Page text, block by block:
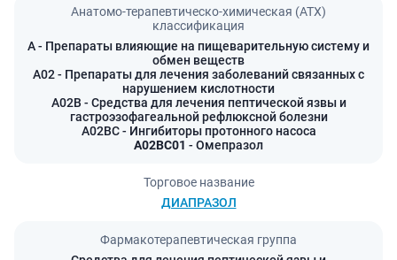
Анатомо-терапевтическо-химическая (АТХ)
классификация
A- Препараты влияющие на пищеварительную систему и
обмен веществ
A02- Препараты для лечения заболеваний связанных с
нарушением кислотности
A02B - Средства для лечения пептической язвы и
гастроэзофагеальной рефлюксной болезни
A02BC- Ингибиторы протонного насоса
A02BC01 - Омепразол
Торговое название
ДИАПРАЗОЛ
Фармакотерапевтическая группа